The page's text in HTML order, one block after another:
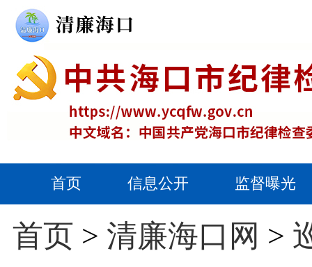
首页 信息公开 监督曝光
首页 > 清廉海口网 >